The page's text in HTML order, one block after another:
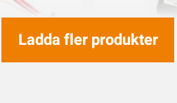
Ladda fler produkter